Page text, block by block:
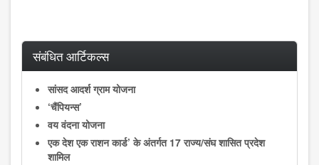
संबंधित आर्टिकल्स
सांसद आदर्श ग्राम योजना
‘चैंपियन्स’
वय वंदना योजना
एक देश एक राशन कार्ड’ के अंतर्गत 17 राज्‍य/संघ शासित प्रदेश
शामिल